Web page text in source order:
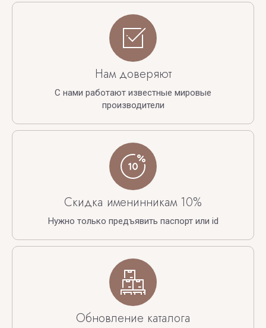
Нам доверяют
С нами работают известные мировые
производители
Скидка именинникам 10%
Нужно только предъявить паспорт или id
Обновление каталога